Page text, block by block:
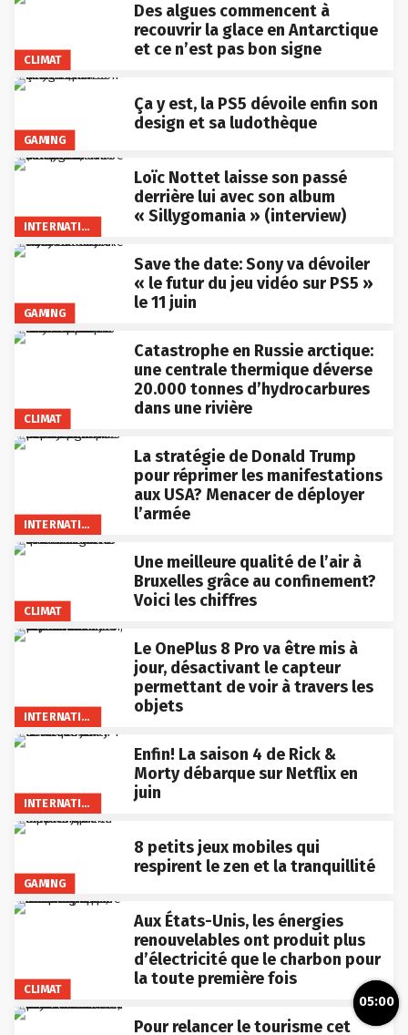
CLIMAT
Des algues commencent à
recouvrir la glace en Antarctique
et ce n’est pas bon signe
GAMING
Ça y est, la PS5 dévoile enfin son
design et sa ludothèque
INTERNATIONAL
Loïc Nottet laisse son passé
derrière lui avec son album
« Sillygomania » (interview)
GAMING
Save the date: Sony va dévoiler
« le futur du jeu vidéo sur PS5 »
le 11 juin
CLIMAT
Catastrophe en Russie arctique:
une centrale thermique déverse
20.000 tonnes d’hydrocarbures
dans une rivière
INTERNATIONAL
La stratégie de Donald Trump
pour réprimer les manifestations
aux USA? Menacer de déployer
l’armée
CLIMAT
Une meilleure qualité de l’air à
Bruxelles grâce au confinement?
Voici les chiffres
INTERNATIONAL
Le OnePlus 8 Pro va être mis à
jour, désactivant le capteur
permettant de voir à travers les
objets
INTERNATIONAL
Enfin! La saison 4 de Rick &
Morty débarque sur Netflix en
juin
GAMING
8 petits jeux mobiles qui
respirent le zen et la tranquillité
CLIMAT
Aux États-Unis, les énergies
renouvelables ont produit plus
d’électricité que le charbon pour
la toute première fois
Pour relancer le tourisme cet
05:00